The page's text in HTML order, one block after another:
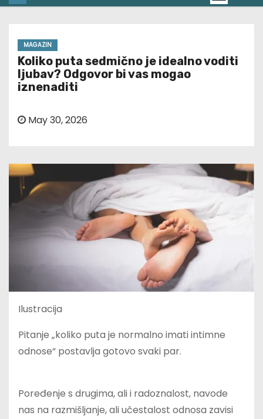
MAGAZIN
Koliko puta sedmično je idealno voditi
ljubav? Odgovor bi vas mogao
iznenaditi
May 30, 2026
Ilustracija
Pitanje „koliko puta je normalno imati intimne
odnose“ postavlja gotovo svaki par.
Poređenje s drugima, ali i radoznalost, navode
nas na razmišljanje, ali učestalost odnosa zavisi